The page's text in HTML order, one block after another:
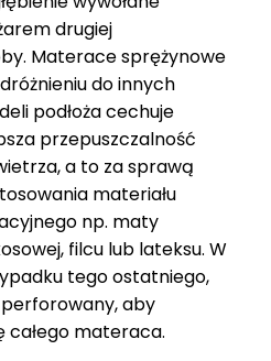
459 zł
drugiej
Materace sprężynowe
do innych
podłoża cechuje
przepuszczalność
a to za sprawą
materiału
np. maty
filcu lub lateksu. W
tego ostatniego,
aby
materaca.